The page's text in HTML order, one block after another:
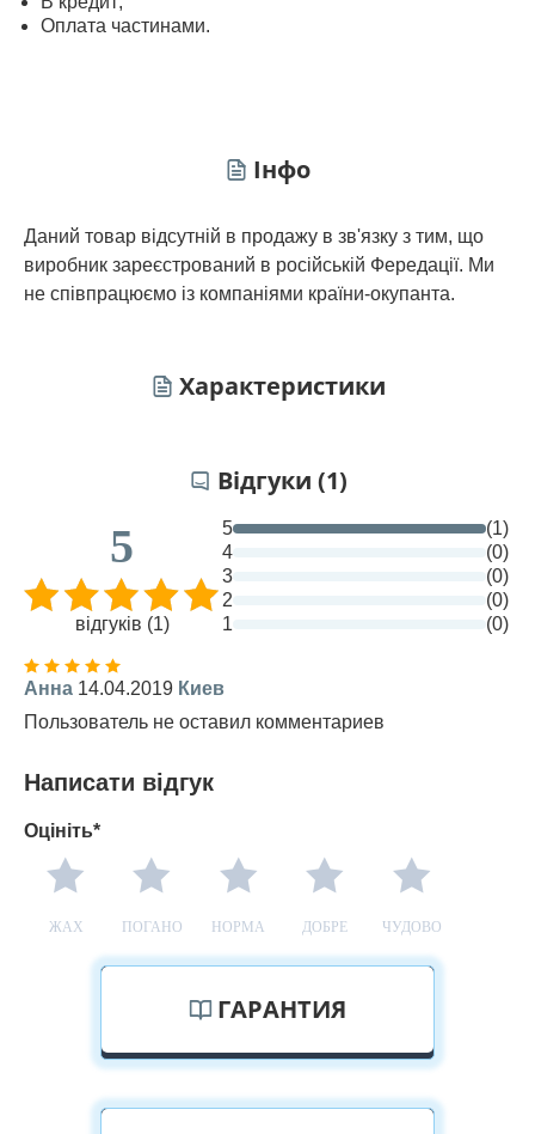
Оплата частинами.
Інфо
Даний товар відсутній в продажу в зв'язку з тим, що
виробник зареєстрований в російській Фередації. Ми
не співпрацюємо із компаніями країни-окупанта.
Характеристики
Відгуки (1)
5
відгуків (1)
5
(1)
4
(0)
3
(0)
2
(0)
1
(0)
Анна 14.04.2019 Киев
Пользователь не оставил комментариев
Написати відгук
Оцініть*
ЖАХ ПОГАНО НОРМА ДОБРЕ ЧУДОВО
ГАРАНТИЯ